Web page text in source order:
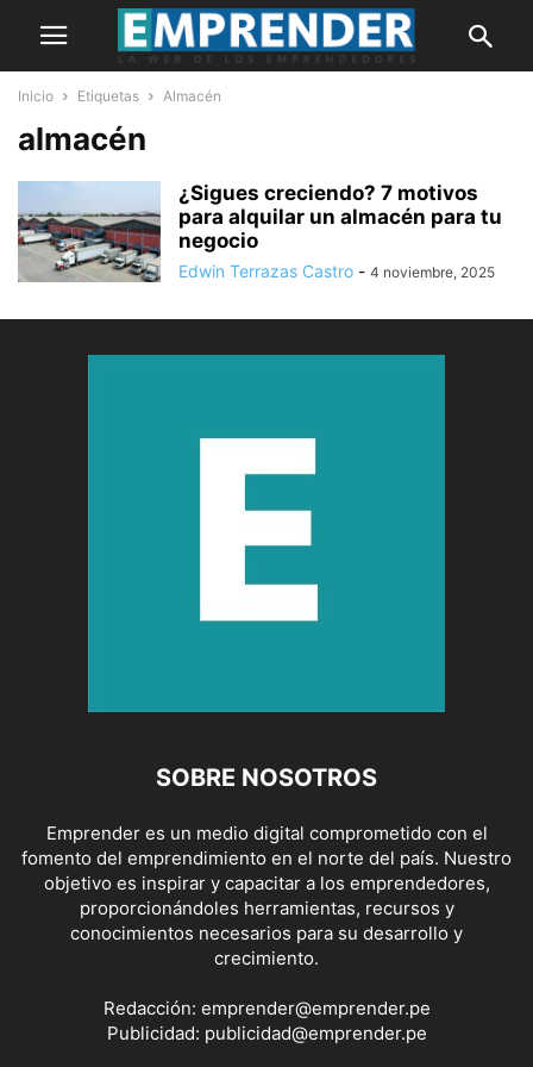
Inicio Etiquetas Almacén
almacén
¿Sigues creciendo? 7 motivos
para alquilar un almacén para tu
negocio
Edwin Terrazas Castro - 4 noviembre, 2025
SOBRE NOSOTROS
Emprender es un medio digital comprometido con el
fomento del emprendimiento en el norte del país. Nuestro
objetivo es inspirar y capacitar a los emprendedores,
proporcionándoles herramientas, recursos y
conocimientos necesarios para su desarrollo y
crecimiento.
Redacción: emprender@emprender.pe
Publicidad: publicidad@emprender.pe